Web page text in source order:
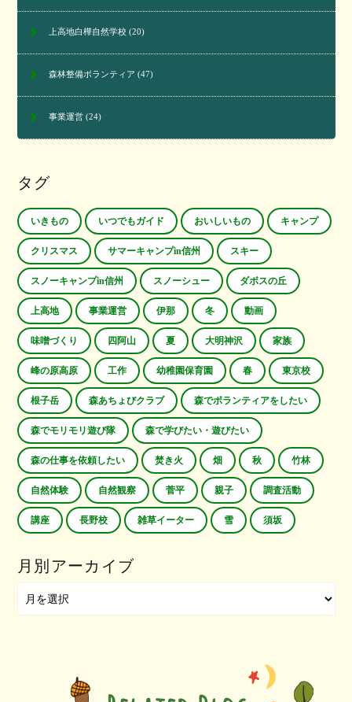
上高地白樺自然学校(20)
森林整備ボランティア (47)
事業運営(24)
タグ
いきもの いつでもガイド おいしいもの キャンプ
クリスマス サマーキャンプin信州 スキー
スノーキャンプin信州 スノーシュー ダボスの丘
上高地 事業運営 伊那 冬 動画
味噌づくり 四阿山 夏 大明神沢 家族
峰の原高原 工作 幼稚園保育園 春 東京校
根子岳 森あちょびクラブ 森でボランティアをしたい
森でモリモリ遊び隊 森で学びたい・遊びたい
森の仕事を依頼したい 焚き火 畑 秋 竹林
自然体験 自然観察 菅平 親子 調査活動
講座 長野校 雑草イーター 雪 須坂
月別アーカイブ